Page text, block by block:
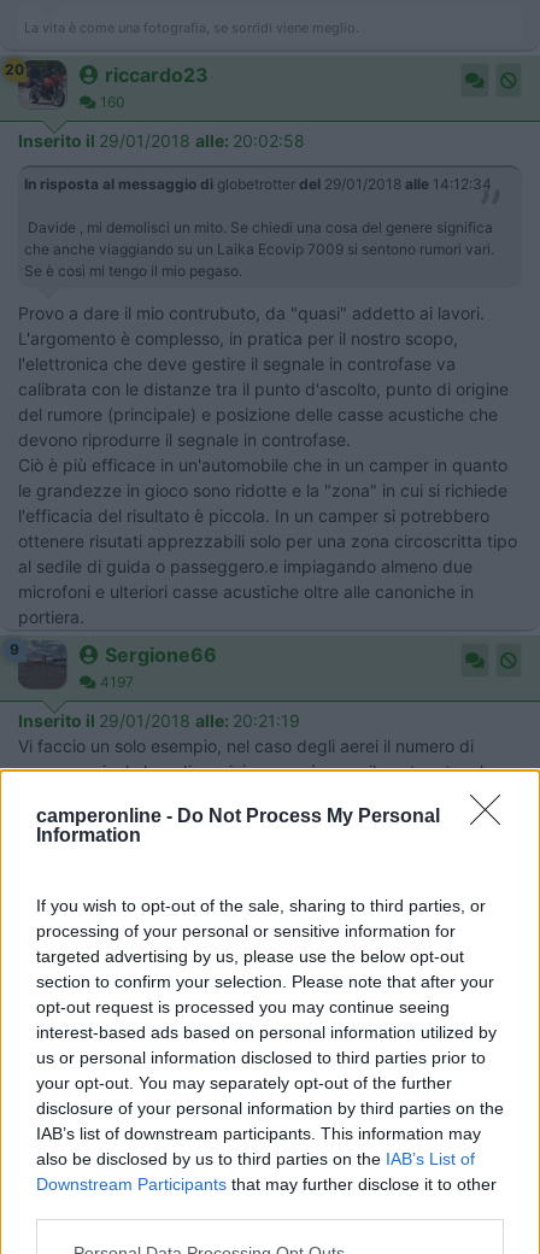
camperonline - Do Not Process My Personal
Information
If you wish to opt-out of the sale, sharing to third parties, or
processing of your personal or sensitive information for
targeted advertising by us, please use the below opt-out
section to confirm your selection. Please note that after your
opt-out request is processed you may continue seeing
interest-based ads based on personal information utilized by
us or personal information disclosed to third parties prior to
your opt-out. You may separately opt-out of the further
disclosure of your personal information by third parties on the
IAB’s list of downstream participants. This information may
also be disclosed by us to third parties on the IAB’s List of
Downstream Participants that may further disclose it to other
La vita è come una fotografia, se sorridi viene meglio.
20 riccardo23
160
Inserito il 29/01/2018 alle: 20:02:58
In risposta al messaggio di globetrotter del 29/01/2018 alle 14:12:34
Davide , mi demolisci un mito. Se chiedi una cosa del genere significa
che anche viaggiando su un Laika Ecovip 7009 si sentono rumori vari.
Se è così mi tengo il mio pegaso.
Provo a dare il mio contrubuto, da "quasi" addetto ai lavori.
L'argomento è complesso, in pratica per il nostro scopo,
l'elettronica che deve gestire il segnale in controfase va
calibrata con le distanze tra il punto d'ascolto, punto di origine
del rumore (principale) e posizione delle casse acustiche che
devono riprodurre il segnale in controfase.
Ciò è più efficace in un'automobile che in un camper in quanto
le grandezze in gioco sono ridotte e la "zona" in cui si richiede
l'efficacia del risultato è piccola. In un camper si potrebbero
ottenere risutati apprezzabili solo per una zona circoscritta tipo
al sedile di guida o passeggero.e impiagando almeno due
microfoni e ulteriori casse acustiche oltre alle canoniche in
portiera.
9 Sergione66
4197
Inserito il 29/01/2018 alle: 20:21:19
Vi faccio un solo esempio, nel caso degli aerei il numero di
passeggeri e la loro disposizione così come il contenuto e la
casistica sterminata di frequenze e risonanze da contrastare ...
stoccaggio ed il numero e la disposizione delle persone a bordo
di un camper.
Già un buon motivo per rendere impossibile mettere a punto un
sistema su grande scala.
Servirebbe un sistema che auto apprende e che si calibra
autonomamente campionando i dati mano a mano che si
Roba da far impallidire anche un super computer ...
Motori silenziosi, strade in buone condizioni, gomme con profili
che minimizzano il rumore, e cura nel posizionare le cose
all'interno del camper sono già un deciso passo avanti nella